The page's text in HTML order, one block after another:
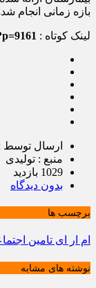
بازه زمانی انجام
لینک کوتاه :
ارسال توسط
منبع : تولیدی
1029 بازدید
بدون دیدگاه
برچسب ها
ام ار ای تامین
نوشته های مشابه